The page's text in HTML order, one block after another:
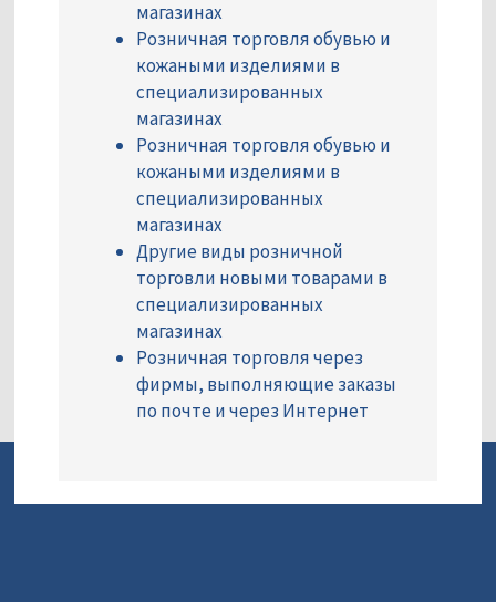
магазинах
Розничная торговля обувью и
кожаными изделиями в
специализированных
магазинах
Розничная торговля обувью и
кожаными изделиями в
специализированных
магазинах
Другие виды розничной
торговли новыми товарами в
специализированных
магазинах
Розничная торговля через
фирмы, выполняющие заказы
по почте и через Интернет